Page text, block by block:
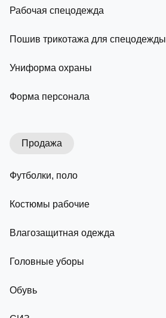
Рабочая спецодежда
Пошив трикотажа для спецодежды
Униформа охраны
Форма персонала
Продажа
Футболки, поло
Костюмы рабочие
Влагозащитная одежда
Головные уборы
Обувь